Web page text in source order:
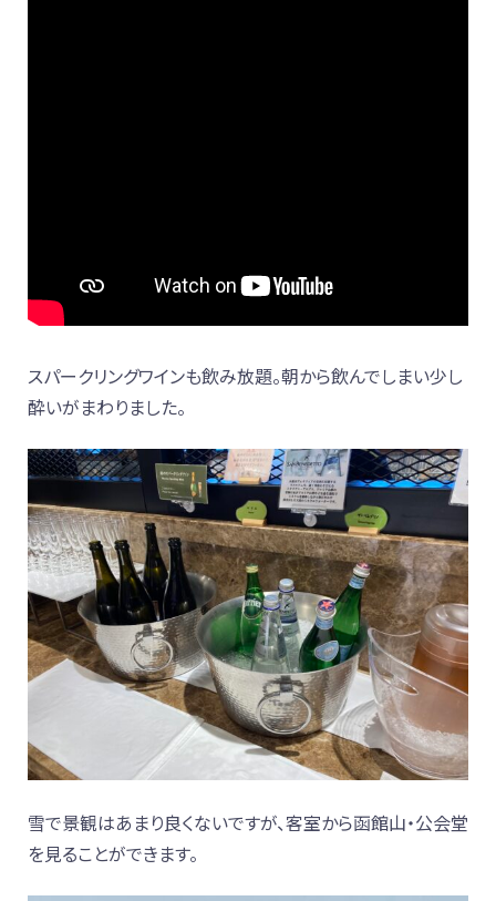
スパークリングワインも飲み放題。朝から飲んでしまい少し
酔いがまわりました。
雪で景観はあまり良くないですが、客室から函館山・公会堂
を見ることができます。